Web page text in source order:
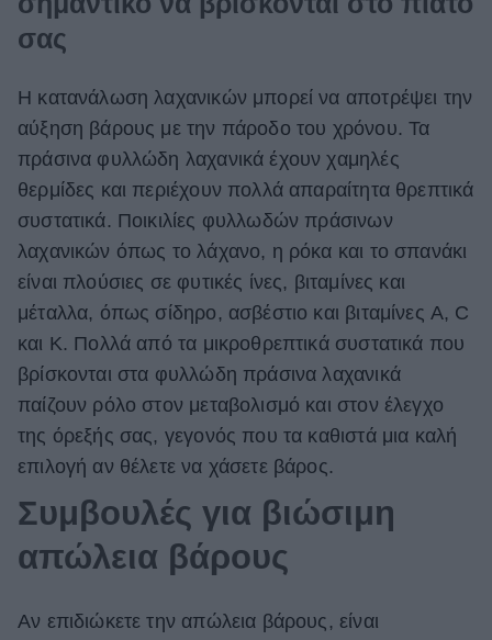
σας
Η κατανάλωση λαχανικών μπορεί να αποτρέψει την
αύξηση βάρους με την πάροδο του χρόνου. Τα
πράσινα φυλλώδη λαχανικά έχουν χαμηλές
θερμίδες και περιέχουν πολλά απαραίτητα θρεπτικά
συστατικά. Ποικιλίες φυλλωδών πράσινων
λαχανικών όπως το λάχανο, η ρόκα και το σπανάκι
είναι πλούσιες σε φυτικές ίνες, βιταμίνες και
μέταλλα, όπως σίδηρο, ασβέστιο και βιταμίνες A, C
και K. Πολλά από τα μικροθρεπτικά συστατικά που
βρίσκονται στα φυλλώδη πράσινα λαχανικά
παίζουν ρόλο στον μεταβολισμό και στον έλεγχο
της όρεξής σας, γεγονός που τα καθιστά μια καλή
επιλογή αν θέλετε να χάσετε βάρος.
Συμβουλές για βιώσιμη
απώλεια βάρους
Αν επιδιώκετε την απώλεια βάρους, είναι